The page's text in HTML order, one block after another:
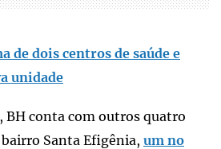
de dois centros de saúde e
unidade
BH conta com outros quatro
Santa Efigênia, um no